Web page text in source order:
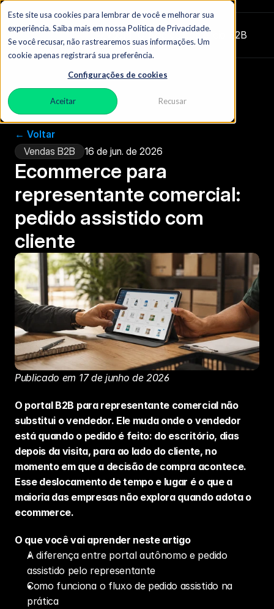
Este site usa cookies para lembrar de você e melhorar sua
experiência. Saiba mais em nossa Política de Privacidade.
Se você recusar, não rastrearemos suas informações. Um
cookie apenas registrará sua preferência.
Configurações de cookies
Aceitar Recusar
Zydon|  O blog do comércio B2B
← Voltar
Vendas B2B
16 de jun. de 2026
Ecommerce para
representante comercial:
pedido assistido com
cliente
Publicado em 17 de junho de 2026
O portal B2B para representante comercial não
substitui o vendedor. Ele muda onde o vendedor
está quando o pedido é feito: do escritório, dias
depois da visita, para ao lado do cliente, no
momento em que a decisão de compra acontece.
Esse deslocamento de tempo e lugar é o que a
maioria das empresas não explora quando adota o
ecommerce.
O que você vai aprender neste artigo
A diferença entre portal autônomo e pedido
assistido pelo representante
Como funciona o fluxo de pedido assistido na
prática